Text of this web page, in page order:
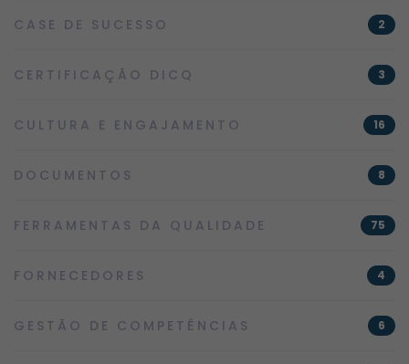
CASE DE SUCESSO 2
CERTIFICAÇÃO DICQ 3
CULTURA E ENGAJAMENTO 16
DOCUMENTOS 8
FERRAMENTAS DA QUALIDADE 75
FORNECEDORES 4
GESTÃO DE COMPETÊNCIAS 6